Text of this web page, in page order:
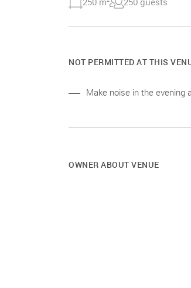
NOT PERMITTED AT THIS
Make noise in the evening
OWNER ABOUT VENUE